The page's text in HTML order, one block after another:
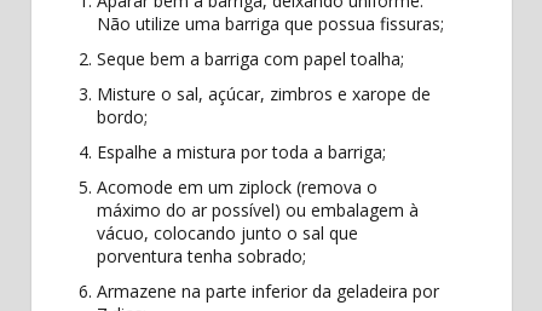
Não utilize uma barriga que possua fissuras;
Seque bem a barriga com papel toalha;
Misture o sal, açúcar, zimbros e xarope de
bordo;
Espalhe a mistura por toda a barriga;
Acomode em um ziplock (remova o
máximo do ar possível) ou embalagem à
vácuo, colocando junto o sal que
porventura tenha sobrado;
Armazene na parte inferior da geladeira por